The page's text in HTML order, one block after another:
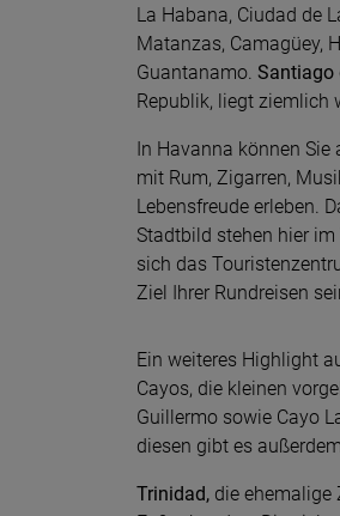
La Habana, Ciudad de
Matanzas, Camagüey,
Guantanamo. Santiago
Republik, liegt ziemlich
In Havanna können
mit Rum, Zigarren,
Lebensfreude erleben.
Stadtbild stehen hier
sich das
Ziel Ihrer Rundreisen
Ein weiteres Highlight
Cayos, die kleinen
Guillermo sowie Cayo
diesen gibt es
Trinidad, die ehemalige